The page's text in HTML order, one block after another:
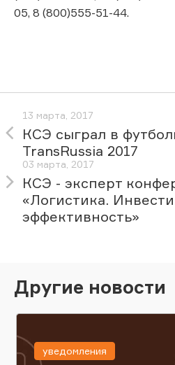
05, 8 (800)555-51-44.
13 марта, 2017
КСЭ сыграл в
TransRussia 2017
03 марта, 2017
КСЭ - эксперт
«Логистика.
эффективность»
Другие новости
уведомления